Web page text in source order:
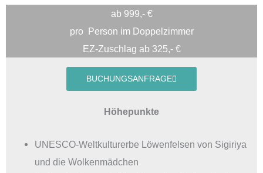
ab 999,- €
pro
Person im Doppelzimmer
EZ-Zuschlag ab 325,- €
BUCHUNGSANFRAGE
Höhepunkte
UNESCO-Weltkulturerbe Löwenfelsen von Sigiriya
und die Wolkenmädchen